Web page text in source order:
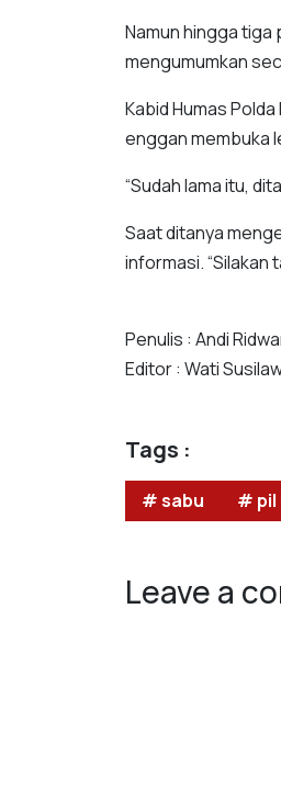
Namun hingga tiga
mengumumkan
Kabid Humas
enggan membuka
“Sudah lama itu,
Saat ditanya
informasi. “Silakan
Penulis : Andi
Editor : Wati
Tags :
# sabu # pil
Leave a